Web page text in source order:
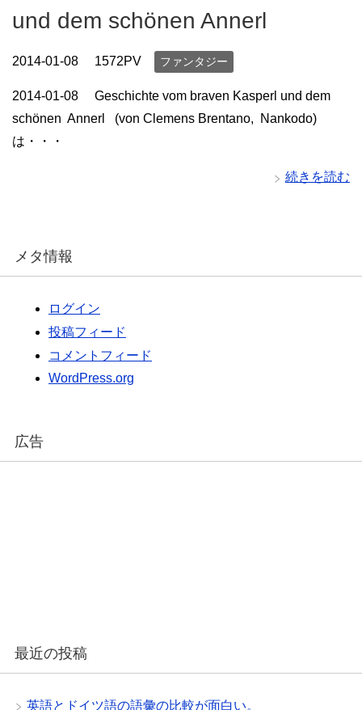
und dem schönen Annerl
2014-01-08 1572PV ファンタジー
2014-01-08 Geschichte vom braven Kasperl und dem
schönen Annerl (von Clemens Brentano, Nankodo)
は・・・
続きを読む
メタ情報
ログイン
投稿フィード
コメントフィード
WordPress.org
広告
最近の投稿
英語とドイツ語の語彙の比較が面白い。